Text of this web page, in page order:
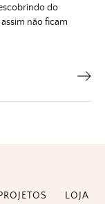
do
não ficam
PROJETOS LOJA